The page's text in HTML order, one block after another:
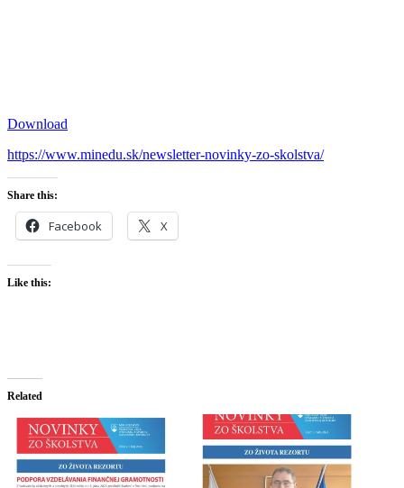
Download
https://www.minedu.sk/newsletter-novinky-zo-skolstva/
Share this:
Facebook X
Like this:
Related